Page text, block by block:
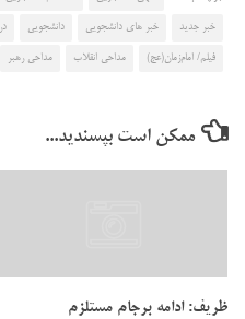
خبر جدید خبر های دانشجویی دانشجویی در
فیلم/ امام‌زمان(عج) مداحی انقلاب مداحی رهبر
ممکن است بپسندید...
ظریف: ادامه برجام مستلزم